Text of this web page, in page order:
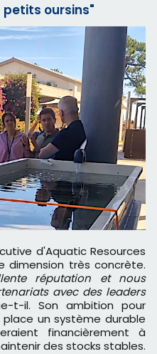
petits oursins"
dimension très concrète.
réputation et nous
avec des leaders
t-il. Son ambition pour
un système durable
financièrement à
des stocks stables.